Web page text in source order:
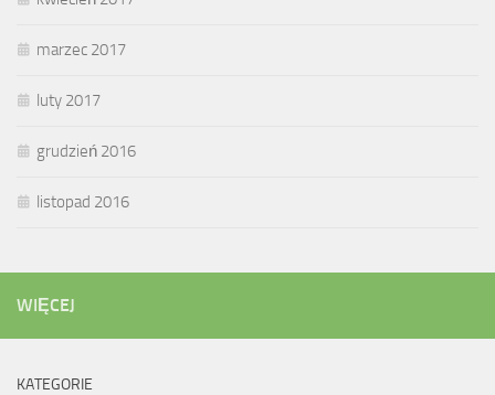
marzec 2017
luty 2017
grudzień 2016
listopad 2016
WIĘCEJ
KATEGORIE